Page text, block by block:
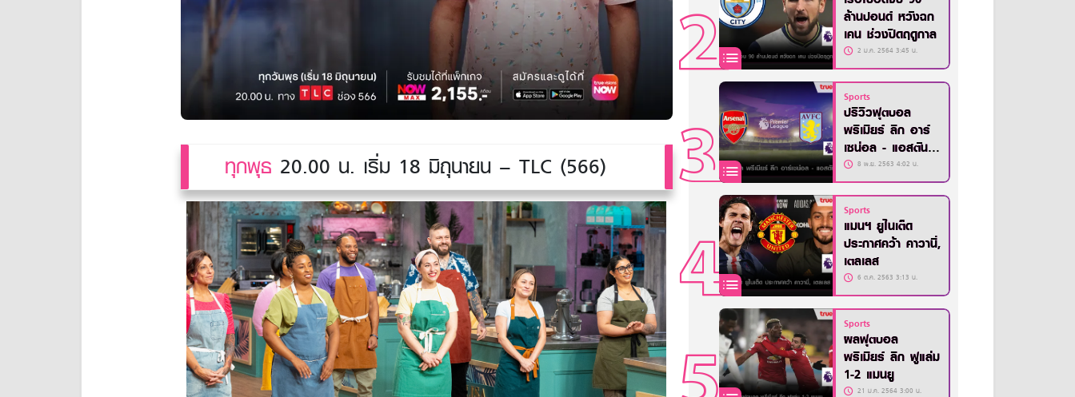
ทุกพุธ 20.00 น. เริ่ม 18 มิถุนายน – TLC (566)
ล้านปอนด์ หวังฉก
เคน ช่วงปิดฤดูกาล
2 ม.ค. 2564 3:45 น.
Sports
ปรีวิวฟุตบอล
พรีเมียร์ ลีก อาร์
เซน่อล - แอสตัน
วิลล่า8 พ.ย. 2563 4:02 น.
Sports
แมนฯ ยูไนเต็ด
ประกาศคว้า คาวานี่,
เตลเลส
6 ต.ค. 2563 3:13 น.
Sports
ผลฟุตบอล
พรีเมียร์ ลีก ฟูแล่ม
1-2 แมนยู
21 ม.ค. 2564 3:00 น.